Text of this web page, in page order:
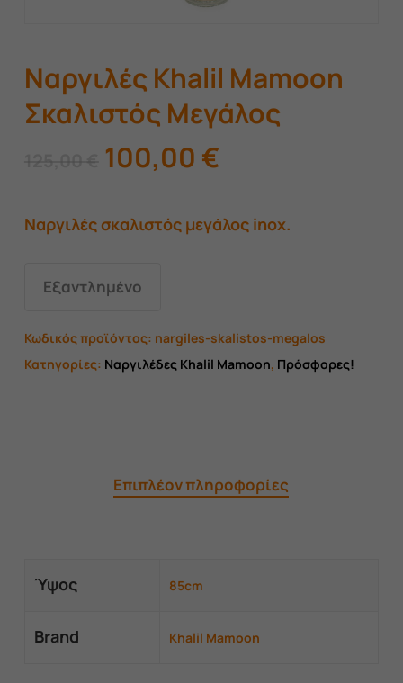
Ναργιλές Khalil Mamoon
Σκαλιστός Μεγάλος
125,00 € Original
price
was:
125,00 €.
100,00 €Η
τιμή
είναι:
Ναργιλές σκαλιστός μεγάλος inox.
Εξαντλημένο
Κωδικός προϊόντος: nargiles-skalistos-megalos
Κατηγορίες: Ναργιλέδες Khalil Mamoon, Πρόσφορες!
Επιπλέον πληροφορίες
Ύψος 85cm
Brand Khalil Mamoon